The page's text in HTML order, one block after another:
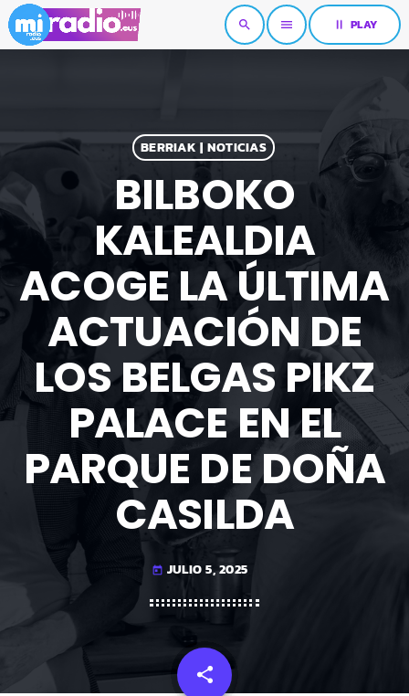
search menu pause PLAY
BERRIAK | NOTICIAS
BILBOKO
KALEALDIA
ACOGE LA ÚLTIMA
ACTUACIÓN DE
LOS BELGAS PIKZ
PALACE EN EL
PARQUE DE DOÑA
CASILDA
today JULIO 5, 2025
share
email